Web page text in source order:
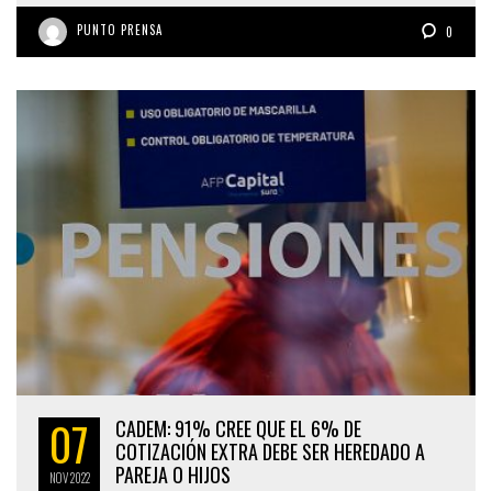
PUNTO PRENSA 0
07
NOV2022
CADEM: 91% CREE QUE EL 6% DE
COTIZACIÓN EXTRA DEBE SER HEREDADO A
PAREJA O HIJOS